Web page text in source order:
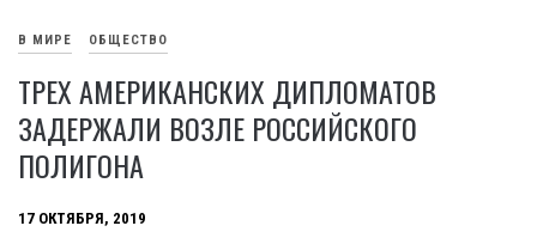
В МИРЕ ОБЩЕСТВО
ТРЕХ АМЕРИКАНСКИХ ДИПЛОМАТОВ
ЗАДЕРЖАЛИ ВОЗЛЕ РОССИЙСКОГО
ПОЛИГОНА
17 ОКТЯБРЯ, 2019